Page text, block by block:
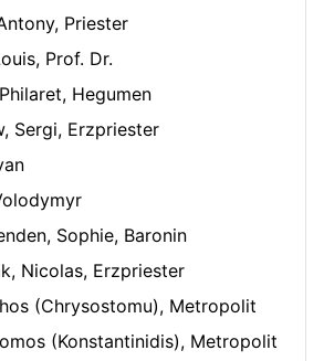
Priester
Prof. Dr.
Hegumen
Sergi, Erzpriester
Sophie, Baronin
Nicolas, Erzpriester
(Chrysostomu), Metropolit
(Konstantinidis), Metropolit